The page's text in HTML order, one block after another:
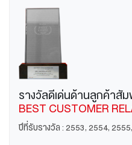
รางวัลดีเด่นด้านลูกค้าสั
BEST CUSTOMER
ปีที่รับรางวัล : 2553, 2554,